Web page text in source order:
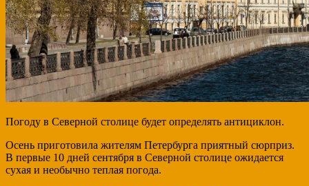
Погоду в Северной столице будет определять антициклон.
Осень приготовила жителям Петербурга приятный сюрприз.
В первые 10 дней сентября в Северной столице ожидается
сухая и необычно теплая погода.